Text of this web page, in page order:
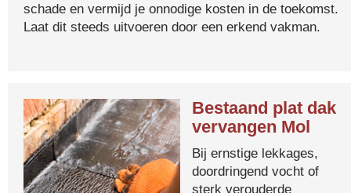
schade en vermijd je onnodige kosten in de toekomst.
Laat dit steeds uitvoeren door een erkend vakman.
Bestaand plat dak
vervangen Mol
Bij ernstige lekkages,
doordringend vocht of
sterk verouderde